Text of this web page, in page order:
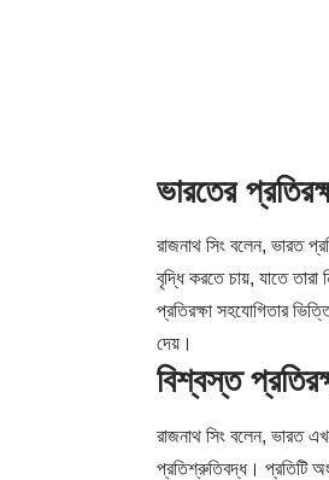
ভারতের
রাজনাথ সিং বলেন, ভারত
বৃদ্ধি করতে চায়, যাতে তারা
প্রতিরক্ষা সহযোগিতার
দেয়।
বিশ্বস্ত
রাজনাথ সিং বলেন, ভারত
প্রতিশ্রুতিবদ্ধ। প্রতিটি